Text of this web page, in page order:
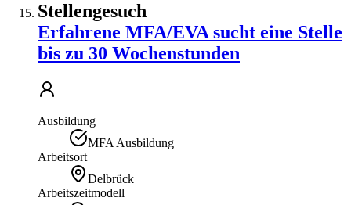
Stellengesuch
Erfahrene MFA/EVA sucht eine Stelle
bis zu 30 Wochenstunden
Ausbildung
MFA Ausbildung
Arbeitsort
Delbrück
Arbeitszeitmodell